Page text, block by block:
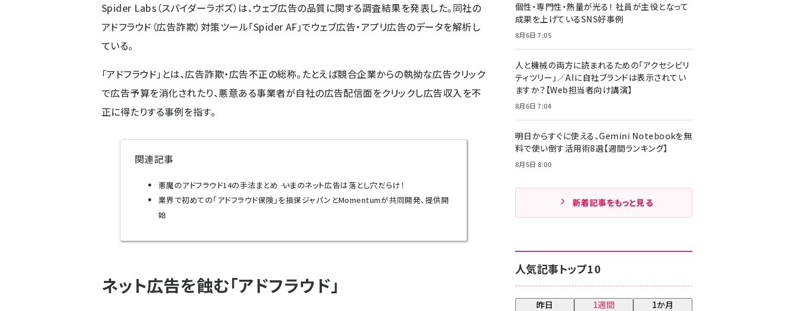
Spider Labs（スパイダーラボズ）は、ウェブ広告の品質に関する調査結果を発表した。同社の
アドフラウド（広告詐欺）対策ツール「Spider AF」でウェブ広告・アプリ広告のデータを解析し
ている。
「アドフラウド」とは、広告詐欺・広告不正の総称。たとえば競合企業からの執拗な広告クリック
で広告予算を消化されたり、悪意ある事業者が自社の広告配信面をクリックし広告収入を不
正に得たりする事例を指す。
関連記事
悪魔のアドフラウド14の手法まとめ ―― いまのネット広告は落とし穴だらけ！
業界で初めての「アドフラウド保険」を損保ジャパンとMomentumが共同開発、提供開
始
ネット広告を蝕む「アドフラウド」
個性・専門性・熱量が光る！ 社員が主役となって
成果を上げているSNS好事例
8月6日 7:05
人と機械の両方に読まれるための「アクセシビリ
ティツリー」／AIに自社ブランドは表示されてい
ますか？【Web担当者向け講演】
8月6日 7:04
明日からすぐに使える、Gemini Notebookを無
料で使い倒す活用術8選【週間ランキング】
8月5日 8:00
新着記事をもっと見る
人気記事トップ10
昨日 1週間 1か月